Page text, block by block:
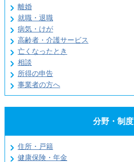
離婚
就職・退職
病気・けが
高齢者・介護サービス
亡くなったとき
相談
所得の申告
事業者の方へ
分野・制度
住所・戸籍
健康保険・年金